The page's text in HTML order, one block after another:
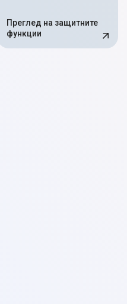
Преглед на защитните
функции